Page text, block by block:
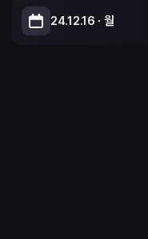
24.12.16 ∙ 월